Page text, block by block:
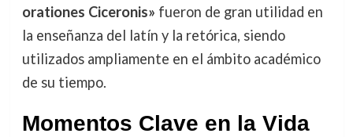
orationes Ciceronis» fueron de gran utilidad en
la enseñanza del latín y la retórica, siendo
utilizados ampliamente en el ámbito académico
de su tiempo.
Momentos Clave en la Vida